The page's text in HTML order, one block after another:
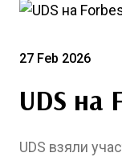
27 Feb 2026
UDS на
UDS взяли